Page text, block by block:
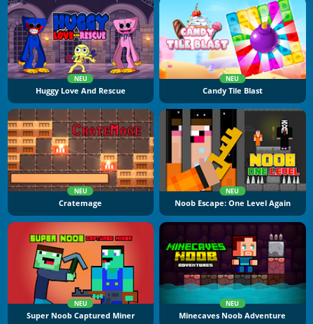
NEU
Huggy Love And Rescue
NEU
Candy Tile Blast
NEU
Cratemage
NEU
Noob Escape: One Level Again
NEU
Super Noob Captured Miner
NEU
Minecaves Noob Adventure